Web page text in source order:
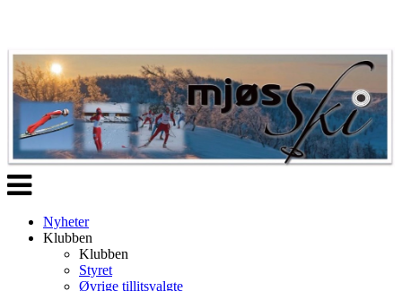
Veksle
navigasjon
Nyheter
Klubben
Klubben
Styret
Øvrige tillitsvalgte